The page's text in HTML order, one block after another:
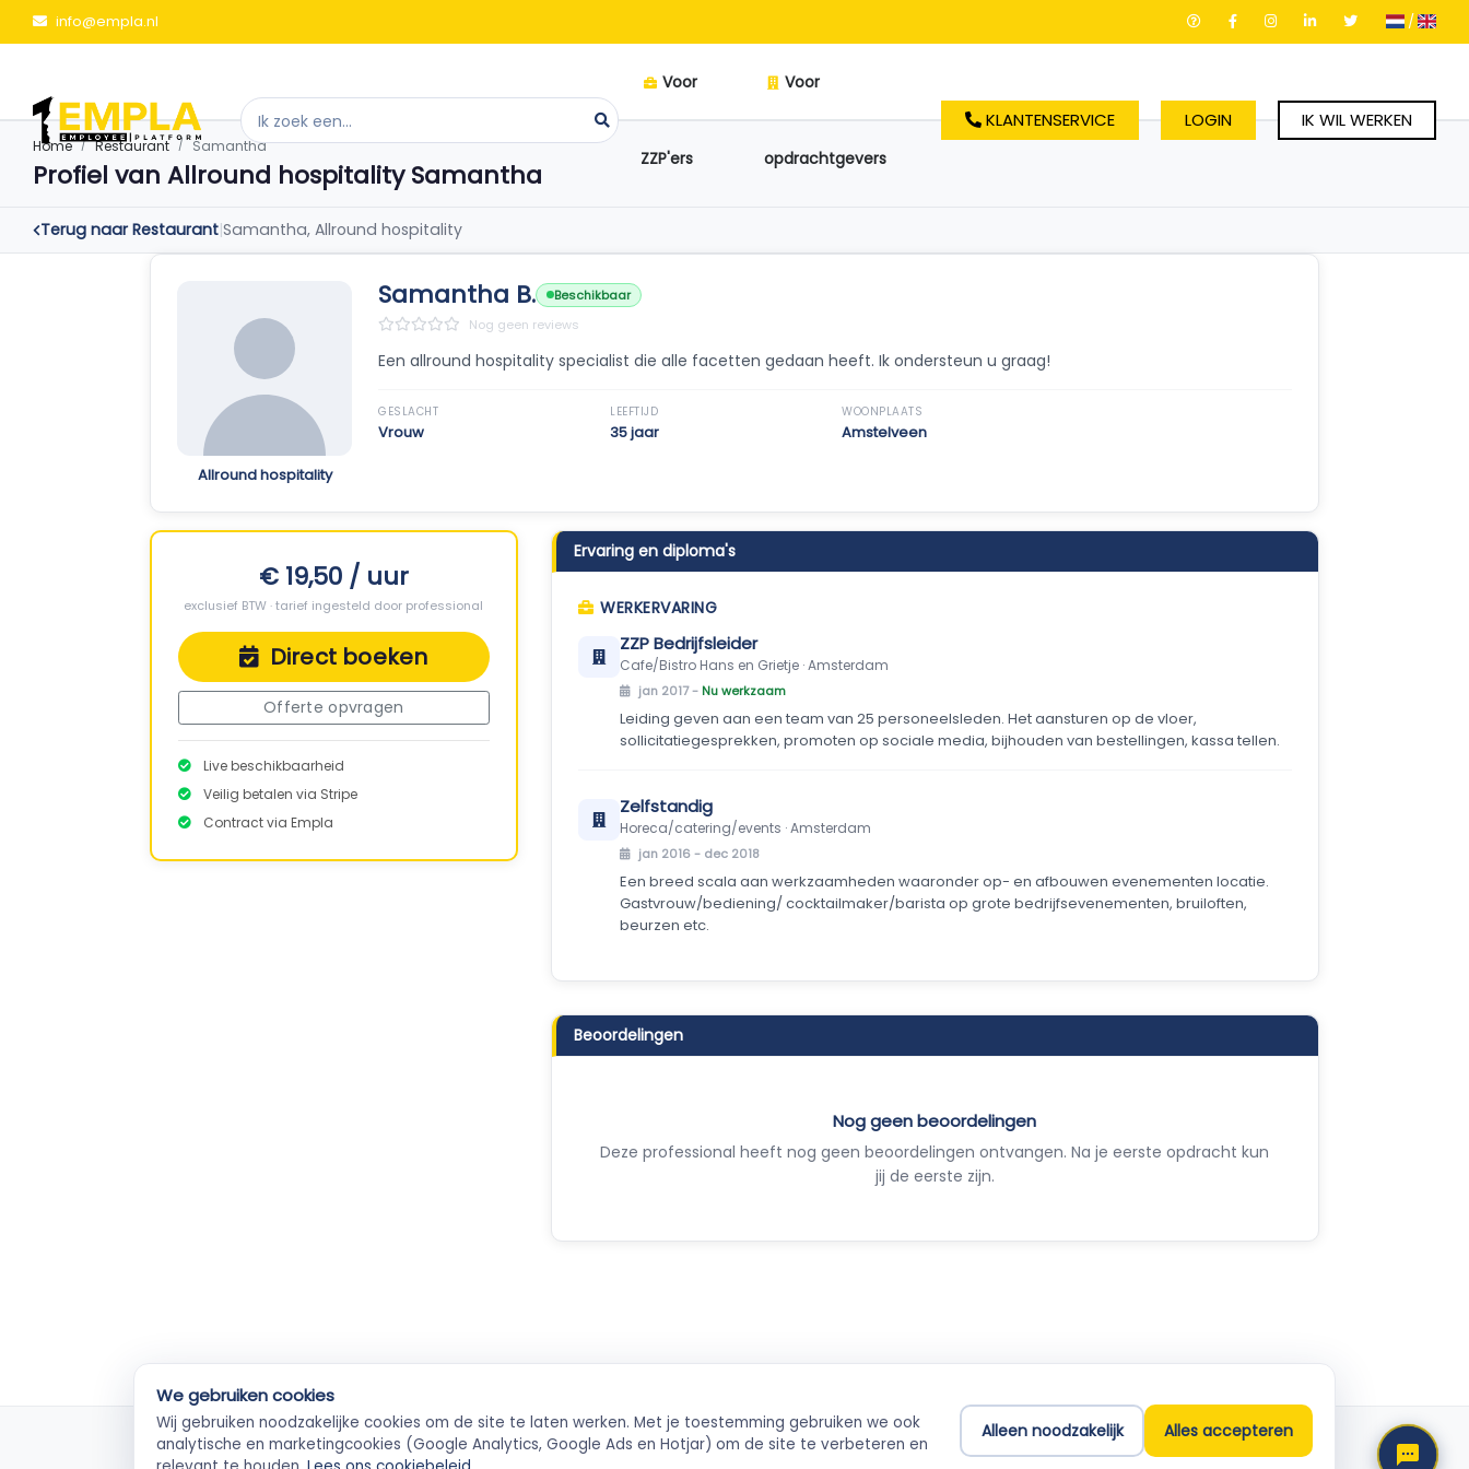
info@empla.nl /
Voor
ZZP'ers
Voor
opdrachtgevers
KLANTENSERVICE LOGIN IK WIL WERKEN
Home Restaurant Samantha
Profiel van Allround hospitality Samantha
Terug naar Restaurant|Samantha, Allround hospitality
Allround hospitality
Samantha B.
Beschikbaar
Nog geen reviews
Een allround hospitality specialist die alle facetten gedaan heeft. Ik ondersteun u graag!
GESLACHT
Vrouw
LEEFTIJD
35 jaar
WOONPLAATS
Amstelveen
€ 19,50 / uur
exclusief BTW · tarief ingesteld door professional
Direct boeken
Offerte opvragen
Live beschikbaarheid
Veilig betalen via Stripe
Contract via Empla
Ervaring en diploma's
WERKERVARING
ZZP Bedrijfsleider
Cafe/Bistro Hans en Grietje · Amsterdam
jan 2017 - Nu werkzaam
Leiding geven aan een team van 25 personeelsleden. Het aansturen op de vloer,
sollicitatiegesprekken, promoten op sociale media, bijhouden van bestellingen, kassa tellen.
Zelfstandig
Horeca/catering/events · Amsterdam
jan 2016 - dec 2018
Een breed scala aan werkzaamheden waaronder op- en afbouwen evenementen locatie.
Gastvrouw/bediening/ cocktailmaker/barista op grote bedrijfsevenementen, bruiloften,
beurzen etc.
Beoordelingen
Nog geen beoordelingen
Deze professional heeft nog geen beoordelingen ontvangen. Na je eerste opdracht kun
jij de eerste zijn.
KvK-geverifieerd
Elke ZZP'er gecheckt
Veilig betalen
Betaling via Stripe
Direct boekbaar
Support
info@empla.nl
We gebruiken cookies
Wij gebruiken noodzakelijke cookies om de site te laten werken. Met je toestemming gebruiken we ook
analytische en marketingcookies (Google Analytics, Google Ads en Hotjar) om de site te verbeteren en
Alleen noodzakelijk Alles accepteren